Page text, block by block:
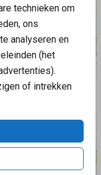
technieken om
ons
analyseren en
(het
of intrekken